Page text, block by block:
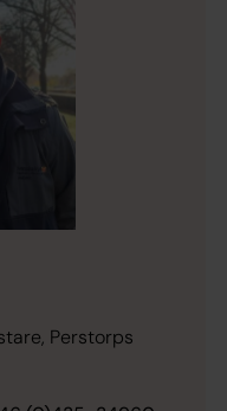
Perstorps